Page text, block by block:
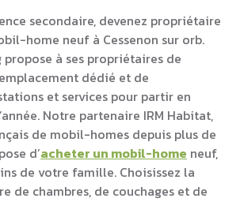
secondaire, devenez propriétaire
home neuf à Cessenon sur orb.
propose à ses propriétaires de
dédié et de
et services pour partir en
Notre partenaire IRM Habitat,
de mobil-homes depuis plus de
d’acheter un mobil-home neuf,
de votre famille. Choisissez la
de chambres, de couchages et de